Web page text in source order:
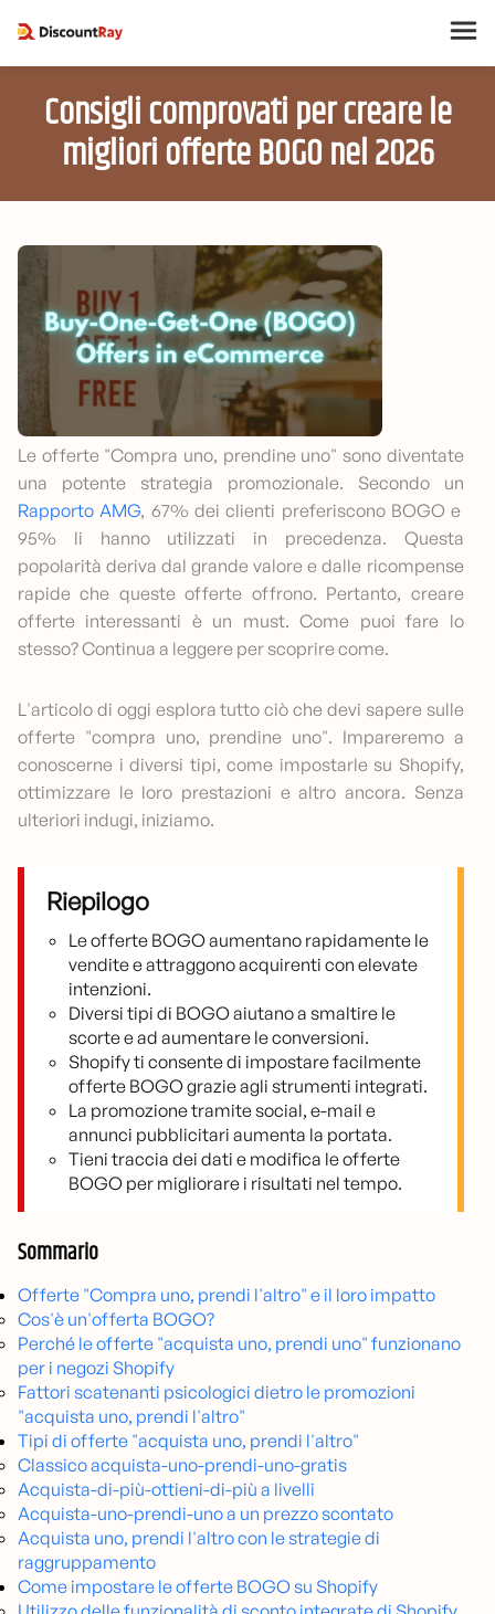
Consigli comprovati per creare le
migliori offerte BOGO nel 2026
Le offerte "Compra uno, prendine uno" sono diventate
una potente strategia promozionale. Secondo un
Rapporto AMG, 67% dei clienti preferiscono BOGO e
95% li hanno utilizzati in precedenza. Questa
popolarità deriva dal grande valore e dalle ricompense
rapide che queste offerte offrono. Pertanto, creare
offerte interessanti è un must. Come puoi fare lo
stesso? Continua a leggere per scoprire come.
L'articolo di oggi esplora tutto ciò che devi sapere sulle
offerte "compra uno, prendine uno". Impareremo a
conoscerne i diversi tipi, come impostarle su Shopify,
ottimizzare le loro prestazioni e altro ancora. Senza
ulteriori indugi, iniziamo.
Riepilogo
Le offerte BOGO aumentano rapidamente le
vendite e attraggono acquirenti con elevate
intenzioni.
Diversi tipi di BOGO aiutano a smaltire le
scorte e ad aumentare le conversioni.
Shopify ti consente di impostare facilmente
offerte BOGO grazie agli strumenti integrati.
La promozione tramite social, e-mail e
annunci pubblicitari aumenta la portata.
Tieni traccia dei dati e modifica le offerte
BOGO per migliorare i risultati nel tempo.
Sommario
Offerte "Compra uno, prendi l'altro" e il loro impatto
Cos'è un'offerta BOGO?
Perché le offerte "acquista uno, prendi uno" funzionano
per i negozi Shopify
Fattori scatenanti psicologici dietro le promozioni
"acquista uno, prendi l'altro"
Tipi di offerte "acquista uno, prendi l'altro"
Classico acquista-uno-prendi-uno-gratis
Acquista-di-più-ottieni-di-più a livelli
Acquista-uno-prendi-uno a un prezzo scontato
Acquista uno, prendi l'altro con le strategie di
raggruppamento
Come impostare le offerte BOGO su Shopify